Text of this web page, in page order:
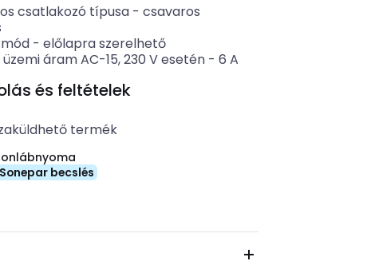
csatlakozó típusa- csavaros
- előlapra szerelhető
áram AC-15, 230 V esetén- 6 A
és feltételek
termék
Sonepar becslés